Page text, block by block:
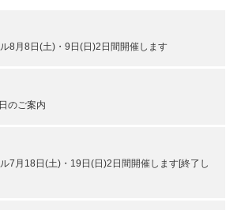
8月8日(土)・9日(日)2日間開催します
のご案内
7月18日(土)・19日(日)2日間開催します[終了し